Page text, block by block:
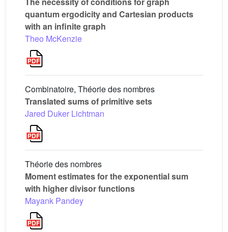
quantum ergodicity and Cartesian products
with an infinite graph
Theo McKenzie
Combinatoire, Théorie des nombres
Translated sums of primitive sets
Jared Duker Lichtman
Théorie des nombres
Moment estimates for the exponential sum
with higher divisor functions
Mayank Pandey